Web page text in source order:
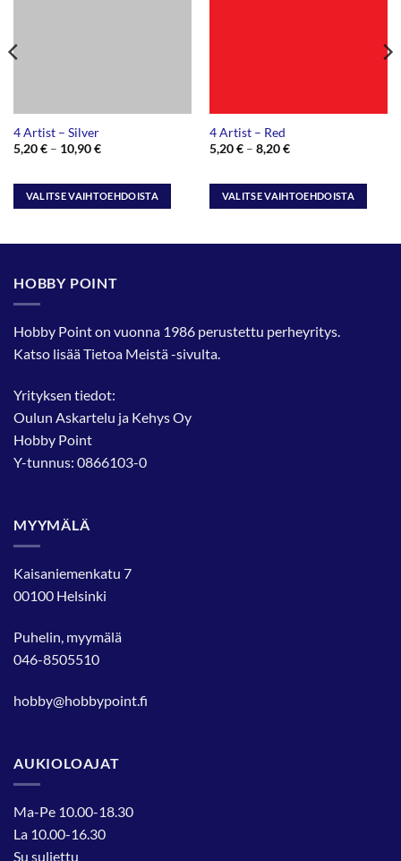
4 Artist – Silver
5,20€ – 10,90€Hintaluokka:
10,90 €
VALITSE VAIHTOEHDOISTA
muunnelma.
tehdä
valinnat
4 Artist – Red
5,20€ – 8,20€Hintaluokka:
8,20 €
VALITSE VAIHTOEHDOISTA
tehdä
HOBBY POINT
Hobby Point on vuonna 1986 perustettu perheyritys.
Katso lisääTietoa Meistä-sivulta.
Yrityksen tiedot:
Oulun Askartelu ja Kehys Oy
Hobby Point
Y-tunnus: 0866103-0
MYYMÄLÄ
Kaisaniemenkatu 7
00100 Helsinki
Puhelin, myymälä
046-8505510
hobby@hobbypoint.fi
AUKIOLOAJAT
Ma-Pe 10.00-18.30
La 10.00-16.30
Su suljettu